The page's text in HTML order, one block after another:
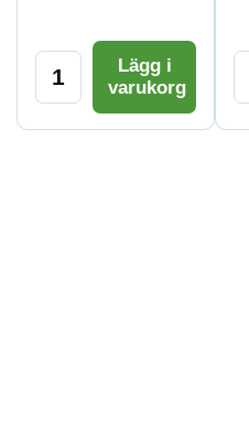
Lägg i
varukorg